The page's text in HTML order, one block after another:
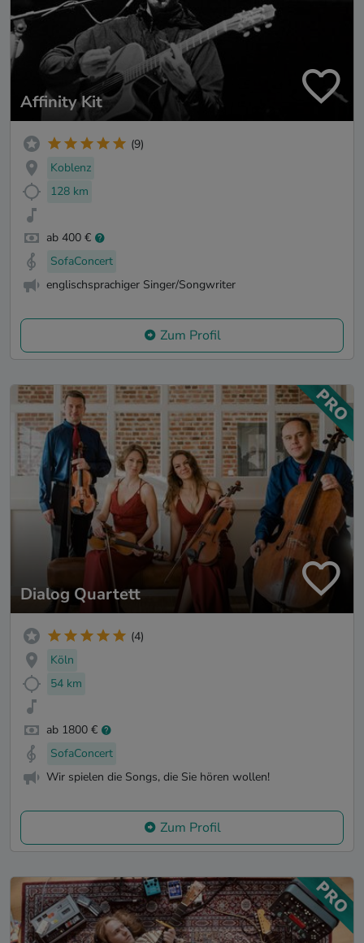
Affinity Kit
(9)
Koblenz
128 km
ab 400 €
SofaConcert
englischsprachiger Singer/Songwriter
Zum Profil
Dialog Quartett
(4)
Köln
54 km
ab 1800 €
SofaConcert
Wir spielen die Songs, die Sie hören wollen!
Zum Profil